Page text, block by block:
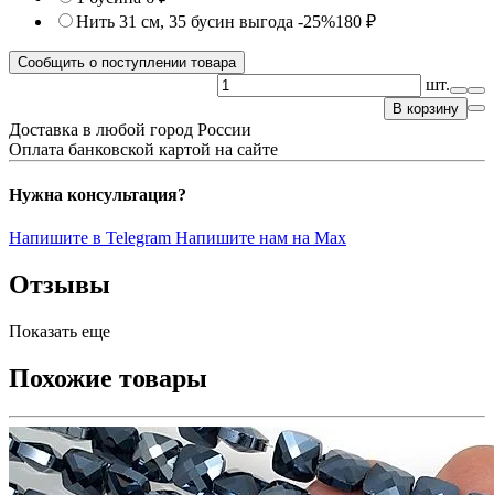
Нить 31 см, 35 бусин выгода -25%180 ₽
Сообщить о поступлении товара
шт.
В корзину
Доставка в любой город России
Оплата банковской картой на сайте
Нужна консультация?
Напишите в Telegram Напишите нам на Max
Отзывы
Показать еще
Похожие товары